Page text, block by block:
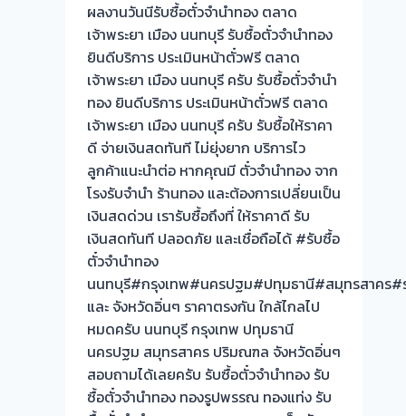
ผลงานวันนีรับซื้อตั๋วจำนำทอง ตลาด
เจ้าพระยา เมือง นนทบุรี รับซื้อตั๋วจำนำทอง
ยินดีบริการ ประเมินหน้าตั๋วฟรี ตลาด
เจ้าพระยา เมือง นนทบุรี ครับ รับซื้อตั๋วจำนำ
ทอง ยินดีบริการ ประเมินหน้าตั๋วฟรี ตลาด
เจ้าพระยา เมือง นนทบุรี ครับ รับซื้อให้ราคา
ดี จ่ายเงินสดทันที ไม่ยุ่งยาก บริการไว
ลูกค้าแนะนำต่อ หากคุณมี ตั๋วจำนำทอง จาก
โรงรับจำนำ ร้านทอง และต้องการเปลี่ยนเป็น
เงินสดด่วน เรารับซื้อถึงที่ ให้ราคาดี รับ
เงินสดทันที ปลอดภัย และเชื่อถือได้ #รับซื้อ
ตั๋วจำนำทอง
นนทบุรี#กรุงเทพ#นครปฐม#ปทุมธานี#สมุทรสาคร#
และ จังหวัดอิ่นๆ ราคาตรงกัน ใกล้ไกลไป
หมดครับ นนทบุรี กรุงเทพ ปทุมธานี
นครปฐม สมุทรสาคร ปริมณฑล จังหวัดอิ่นๆ
สอบถามได้เลยครับ รับซื้อตั๋วจำนำทอง รับ
ซื้อตั๋วจำนำทอง ทองรูปพรรณ ทองแท่ง รับ